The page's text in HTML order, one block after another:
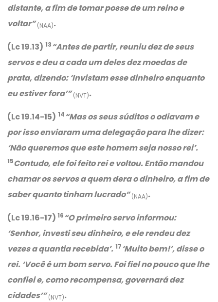
distante, a fim de tomar posse de um reino e
voltar”(NAA).
(Lc 19.13) 13“Antes de partir, reuniu dez de seus
servos e deu a cada um deles dez moedas de
prata, dizendo:‘Invistam esse dinheiro enquanto
eu estiver fora’”(NVT).
(Lc 19.14-15) 14“Mas os seus súditos o odiavam e
por isso enviaram uma delegação para lhe dizer:
‘Não queremos que este homem seja nosso rei’.
15Contudo, ele foi feito rei e voltou. Então mandou
chamar os servos a quem dera o dinheiro, a fim de
saber quanto tinham lucrado”(NAA).
(Lc 19.16-17) 16“O primeiro servo informou:
‘Senhor, investi seu dinheiro, e ele rendeu dez
vezes a quantia recebida’. 17‘Muito bem!’, disse o
rei. ‘Você é um bom servo. Foi fiel no pouco que lhe
confiei e, como recompensa, governará dez
cidades’”(NVT).